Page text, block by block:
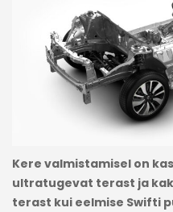
Kere valmistamisel on
ultratugevat terast ja
terast kui eelmise Swifti